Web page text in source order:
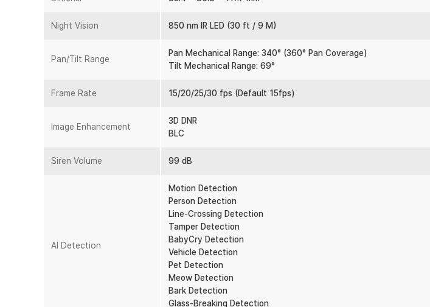
Lindungi Area Privasi Anda
tertentu agar tidak terekam CCTV. Dengan sistem filter zona ini, privasi tetap terjaga tanpa
mengurangi fungsi monitoring keamanan rumah.
Kelengkapan Produk
1 x TP-LINK Kamera CCTV Indoor 2K QHD Google Home Alexa AI Detection Alarm - Tapo C220
Night Vision 850 nm IR LED (30 ft / 9 M)
Pan/Tilt Range
Pan Mechanical Range: 340° (360° Pan Coverage)
Tilt Mechanical Range: 69°
Frame Rate 15/20/25/30 fps (Default 15fps)
Image Enhancement
3D DNR
BLC
Siren Volume 99 dB
AI Detection
Motion Detection
Person Detection
Line-Crossing Detection
Tamper Detection
BabyCry Detection
Vehicle Detection
Pet Detection
Meow Detection
Bark Detection
Glass-Breaking Detection